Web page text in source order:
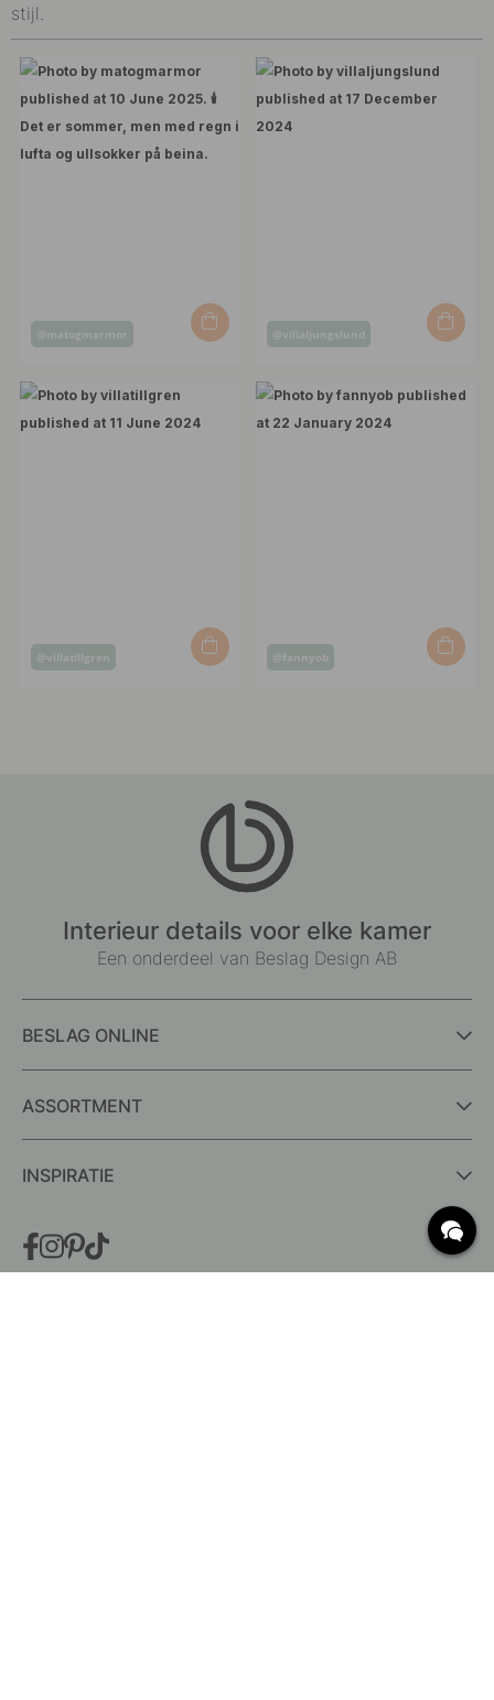
stijl.
Post
by
@matogmarmor
Post
by
@villaljungslund
Post
@villatillgren
Post
@fannyob
Interieur details voor elke kamer
Een onderdeel van Beslag Design AB
BESLAG ONLINE
ASSORTMENT
INSPIRATIE